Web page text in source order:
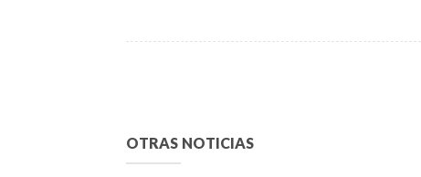
OTRAS NOTICIAS